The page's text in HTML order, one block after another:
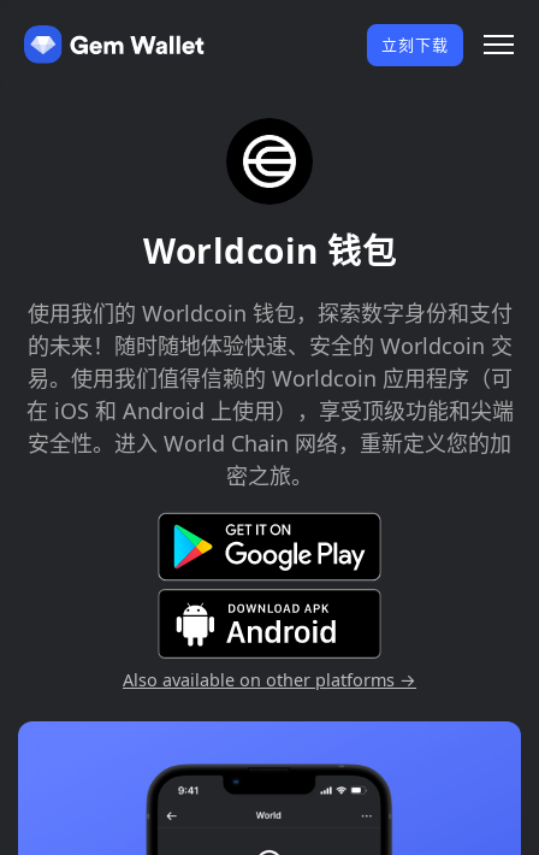
立刻下载
Worldcoin 钱包
使用我们的 Worldcoin 钱包，探索数字身份和支付
的未来！随时随地体验快速、安全的 Worldcoin 交
易。使用我们值得信赖的 Worldcoin 应用程序（可
在 iOS 和 Android 上使用），享受顶级功能和尖端
安全性。进入 World Chain 网络，重新定义您的加
密之旅。
Also available on other platforms →